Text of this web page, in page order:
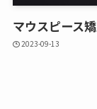
マウスピース
2023-09-13